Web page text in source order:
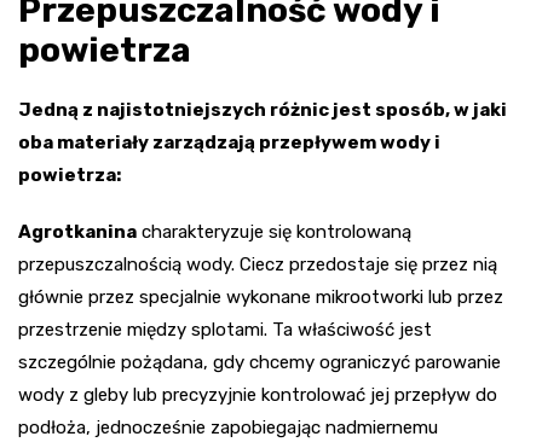
Przepuszczalność wody i
powietrza
Jedną z najistotniejszych różnic jest sposób, w jaki
oba materiały zarządzają przepływem wody i
powietrza:
Agrotkanina charakteryzuje się kontrolowaną
przepuszczalnością wody. Ciecz przedostaje się przez nią
głównie przez specjalnie wykonane mikrootworki lub przez
przestrzenie między splotami. Ta właściwość jest
szczególnie pożądana, gdy chcemy ograniczyć parowanie
wody z gleby lub precyzyjnie kontrolować jej przepływ do
podłoża, jednocześnie zapobiegając nadmiernemu